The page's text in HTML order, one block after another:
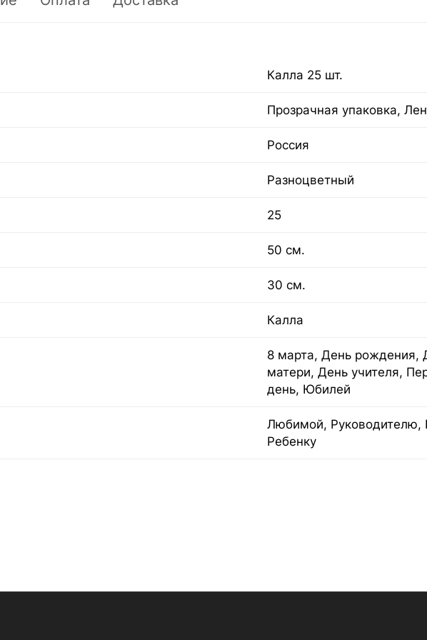
Калла 25 шт.
Прозрачная упаковка,
Россия
Разноцветный
25
50 см.
30 см.
Калла
8 марта, День рождения,
матери, День учителя,
день, Юбилей
Любимой,
Ребенку